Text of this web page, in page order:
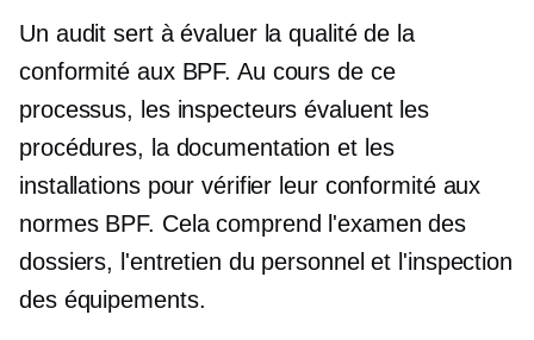
Un audit sert à évaluer la qualité de la
conformité aux BPF. Au cours de ce
processus, les inspecteurs évaluent les
procédures, la documentation et les
installations pour vérifier leur conformité aux
normes BPF. Cela comprend l'examen des
dossiers, l'entretien du personnel et l'inspection
des équipements.